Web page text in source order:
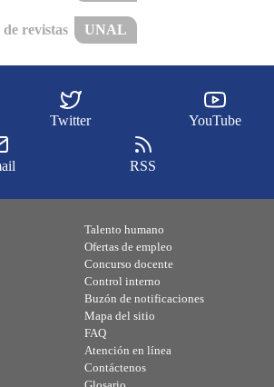
revistas UNAL
Twitter YouTube
RSS
Talento humano
Ofertas de empleo
Concurso docente
Control interno
Buzón de notificaciones
Mapa del sitio
FAQ
Atención en línea
Contáctenos